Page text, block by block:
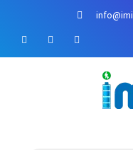
로
페
이
스
유
튜
브
인
스
타